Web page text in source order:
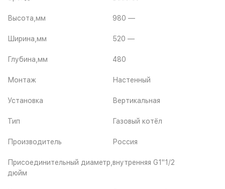
Высота,мм 980 —
Ширина,мм 520 —
Глубина,мм 480
Монтаж Настенный
Установка Вертикальная
Тип Газовый котёл
Производитель Россия
Присоединительный диаметр,
дюйм
внутренняя G1"1/2